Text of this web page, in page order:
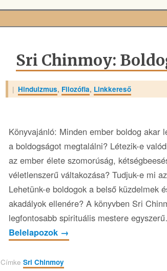
Sri Chinmoy:
| Hinduizmus, Filozófia, Linkkereső
Könyvajánló: Minden ember boldog akar
a boldogságot megtalálni? Létezik-e
az ember élete szomorúság,
véletlenszerű váltakozása? Tudjuk-e mi
Lehetünk-e boldogok a belső küzdelmek
akadályok ellenére? A könyvben Sri
legfontosabb spirituális mestere
Belelapozok →
Címke Sri Chinmoy